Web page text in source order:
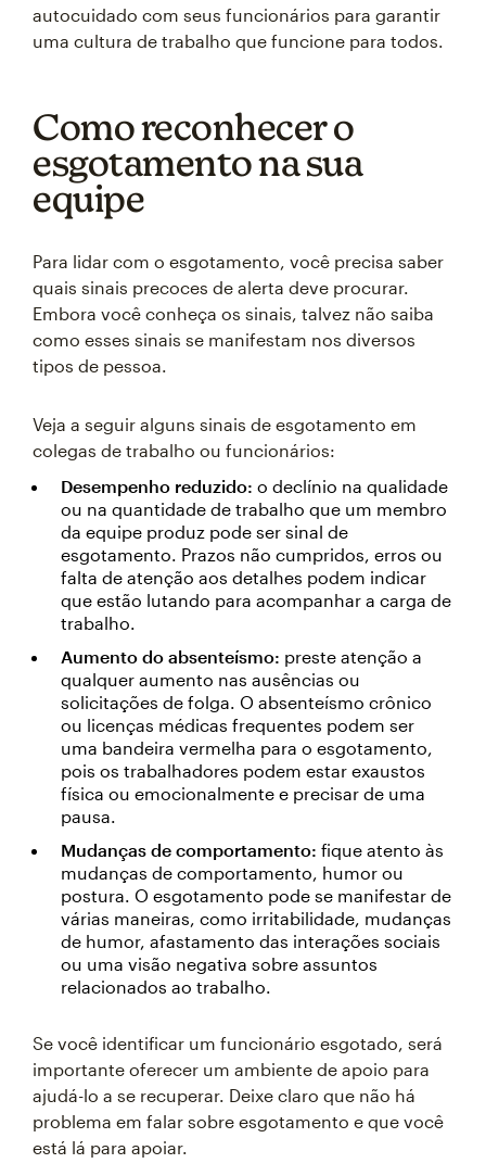
autocuidado com seus funcionários para garantir
uma cultura de trabalho que funcione para todos.
Como reconhecer o
esgotamento na sua
equipe
Para lidar com o esgotamento, você precisa saber
quais sinais precoces de alerta deve procurar.
Embora você conheça os sinais, talvez não saiba
como esses sinais se manifestam nos diversos
tipos de pessoa.
Veja a seguir alguns sinais de esgotamento em
colegas de trabalho ou funcionários:
Desempenho reduzido: o declínio na qualidade
ou na quantidade de trabalho que um membro
da equipe produz pode ser sinal de
esgotamento. Prazos não cumpridos, erros ou
falta de atenção aos detalhes podem indicar
que estão lutando para acompanhar a carga de
trabalho.
Aumento do absenteísmo: preste atenção a
qualquer aumento nas ausências ou
solicitações de folga. O absenteísmo crônico
ou licenças médicas frequentes podem ser
uma bandeira vermelha para o esgotamento,
pois os trabalhadores podem estar exaustos
física ou emocionalmente e precisar de uma
pausa.
Mudanças de comportamento: fique atento às
mudanças de comportamento, humor ou
postura. O esgotamento pode se manifestar de
várias maneiras, como irritabilidade, mudanças
de humor, afastamento das interações sociais
ou uma visão negativa sobre assuntos
relacionados ao trabalho.
Se você identificar um funcionário esgotado, será
importante oferecer um ambiente de apoio para
ajudá-lo a se recuperar. Deixe claro que não há
problema em falar sobre esgotamento e que você
está lá para apoiar.